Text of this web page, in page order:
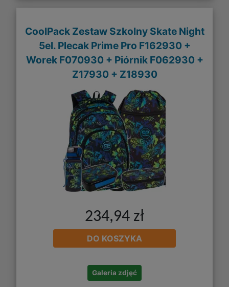
CoolPack Zestaw Szkolny Skate Night
5el. Plecak Prime Pro F162930 +
Worek F070930 + Piórnik F062930 +
Z17930 + Z18930
234,94 zł
DO KOSZYKA
Galeria zdjęć